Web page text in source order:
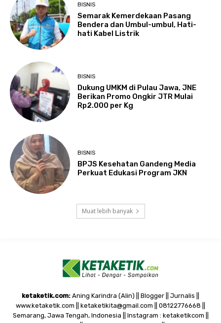
BISNIS
Semarak Kemerdekaan Pasang
Bendera dan Umbul-umbul, Hati-
hati Kabel Listrik
BISNIS
Dukung UMKM di Pulau Jawa, JNE
Berikan Promo Ongkir JTR Mulai
Rp2.000 per Kg
BISNIS
BPJS Kesehatan Gandeng Media
Perkuat Edukasi Program JKN
Muat lebih banyak
ketaketik.com: Aning Karindra (Alin) || Blogger || Jurnalis ||
www.ketaketik.com || ketaketikita@gmail.com || 08122776668 ||
Semarang, Jawa Tengah, Indonesia || Instagram : ketaketikcom ||